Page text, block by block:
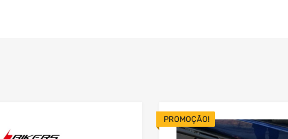
Add to Wishlist
PROMOÇÃO!